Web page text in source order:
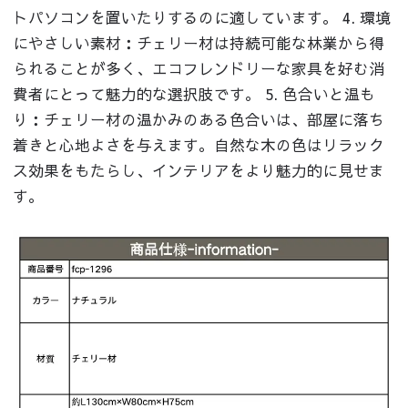
トパソコンを置いたりするのに適しています。 4. 環境
にやさしい素材：チェリー材は持続可能な林業から得
られることが多く、エコフレンドリーな家具を好む消
費者にとって魅力的な選択肢です。 5. 色合いと温も
り：チェリー材の温かみのある色合いは、部屋に落ち
着きと心地よさを与えます。自然な木の色はリラック
ス効果をもたらし、インテリアをより魅力的に見せま
す。